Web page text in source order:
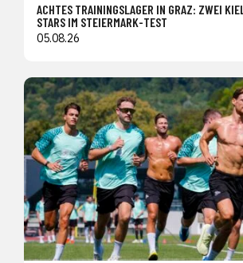
ACHTES TRAININGSLAGER IN GRAZ: ZWEI
STARS IM STEIERMARK-TEST
05.08.26